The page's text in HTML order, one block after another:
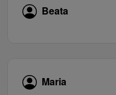
Beata
Maria